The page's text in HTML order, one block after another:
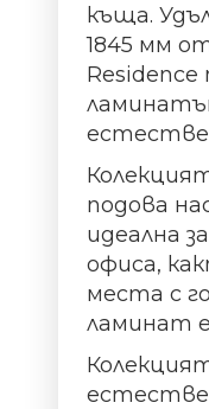
къща.
1845 мм
Residence
подова
идеална
офиса,
места с
ламинат